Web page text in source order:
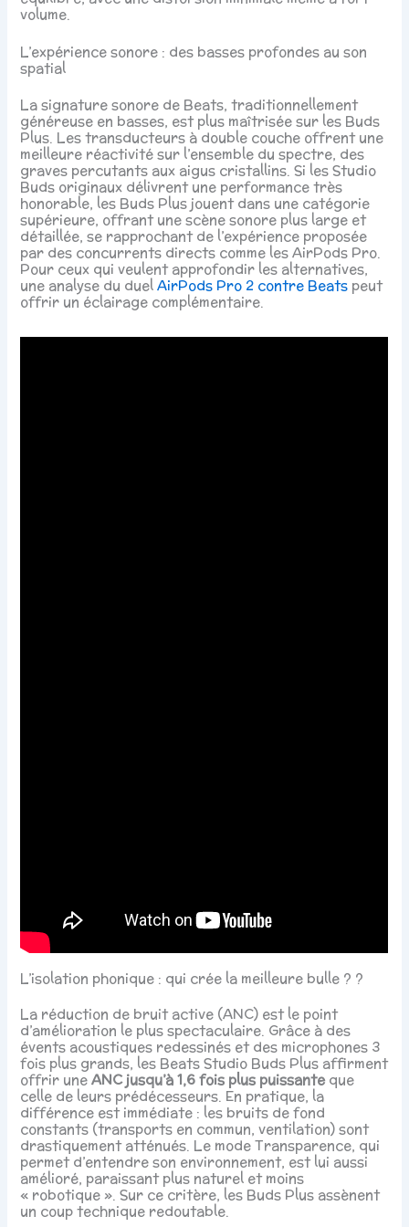
volume.
L’expérience sonore : des basses profondes au son
spatial
La signature sonore de Beats, traditionnellement
généreuse en basses, est plus maîtrisée sur les Buds
Plus. Les transducteurs à double couche offrent une
meilleure réactivité sur l’ensemble du spectre, des
graves percutants aux aigus cristallins. Si les Studio
Buds originaux délivrent une performance très
honorable, les Buds Plus jouent dans une catégorie
supérieure, offrant une scène sonore plus large et
détaillée, se rapprochant de l’expérience proposée
par des concurrents directs comme les AirPods Pro.
Pour ceux qui veulent approfondir les alternatives,
une analyse du duelAirPods Pro 2 contre Beats peut
offrir un éclairage complémentaire.
L’isolation phonique : qui crée la meilleure bulle ? ?
La réduction de bruit active (ANC) est le point
d’amélioration le plus spectaculaire. Grâce à des
évents acoustiques redessinés et des microphones 3
fois plus grands, les Beats Studio Buds Plus affirment
offrir uneANC jusqu’à 1,6 fois plus puissanteque
celle de leurs prédécesseurs. En pratique, la
différence est immédiate : les bruits de fond
constants (transports en commun, ventilation) sont
drastiquement atténués. Le mode Transparence, qui
permet d’entendre son environnement, est lui aussi
amélioré, paraissant plus naturel et moins
« robotique ». Sur ce critère, les Buds Plus assènent
un coup technique redoutable.